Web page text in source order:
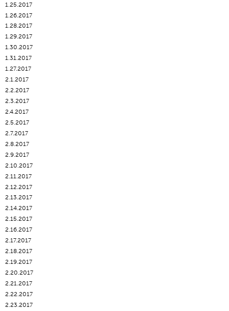
1.25.2017
1.26.2017
1.28.2017
1.29.2017
1.30.2017
1.31.2017
1.27.2017
2.1.2017
2.2.2017
2.3.2017
2.4.2017
2.5.2017
2.7.2017
2.8.2017
2.9.2017
2.10.2017
2.11.2017
2.12.2017
2.13.2017
2.14.2017
2.15.2017
2.16.2017
2.17.2017
2.18.2017
2.19.2017
2.20.2017
2.21.2017
2.22.2017
2.23.2017